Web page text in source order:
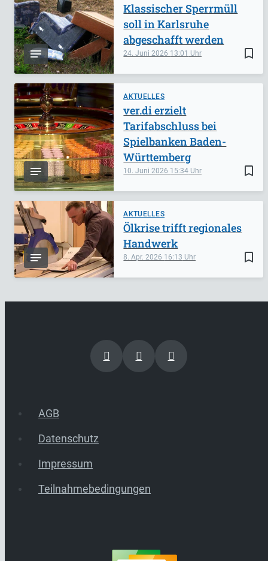
bookmark_border
24. Juni 2026 13:01
Klassischer Sperrmüll
soll in Karlsruhe
abgeschafft werden
AKTUELLES
bookmark_border
10. Juni 2026 15:34
ver.di erzielt
Tarifabschluss bei
Spielbanken Baden-
Württemberg
AKTUELLES
bookmark_border
8. Apr. 2026 16:13
Ölkrise trifft regionales
Handwerk
AGB
Datenschutz
Impressum
Teilnahmebedingungen